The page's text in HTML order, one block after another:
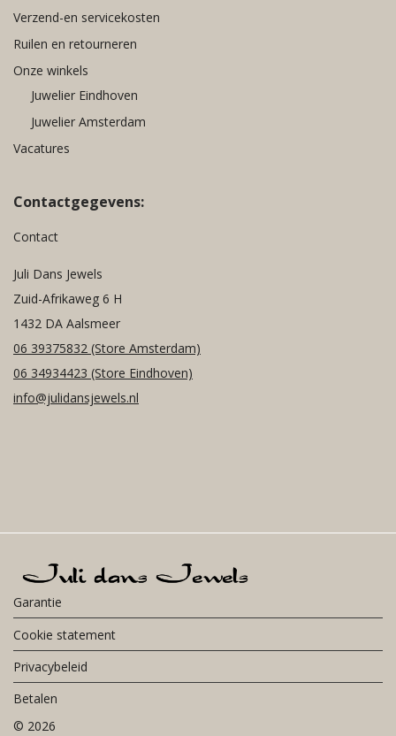
Verzend-en servicekosten
Ruilen en retourneren
Onze winkels
Juwelier Eindhoven
Juwelier Amsterdam
Vacatures
Contactgegevens:
Contact
Juli Dans Jewels
Zuid-Afrikaweg 6 H
1432 DA Aalsmeer
06 39375832 (Store Amsterdam)
06 34934423 (Store Eindhoven)
info@julidansjewels.nl
Garantie
Cookie statement
Privacybeleid
Betalen
© 2026